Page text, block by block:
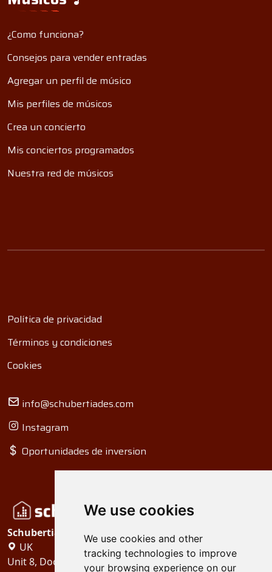
We use cookies
We use cookies and other
tracking technologies to improve
your browsing experience on our
¿Como funciona?
Consejos para vender entradas
Agregar un perfil de músico
Mis perfiles de músicos
Crea un concierto
Mis conciertos programados
Nuestra red de músicos
Política de privacidad
Términos y condiciones
Cookies
info@schubertiades.com
Instagram
Oportunidades de inversion
Schubertiades, Ltd.
UK
Unit 8, Dock Offices, Surrey Quays Road, London